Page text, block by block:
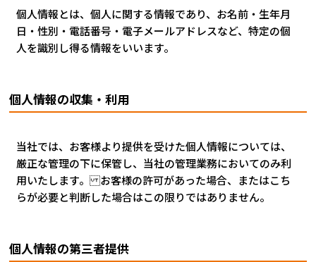
個人情報とは、個人に関する情報であり、お名前・生年月
日・性別・電話番号・電子メールアドレスなど、特定の個
人を識別し得る情報をいいます。
個人情報の収集・利用
当社では、お客様より提供を受けた個人情報については、
厳正な管理の下に保管し、当社の管理業務においてのみ利
用いたします。 お客様の許可があった場合、またはこち
らが必要と判断した場合はこの限りではありません。
個人情報の第三者提供